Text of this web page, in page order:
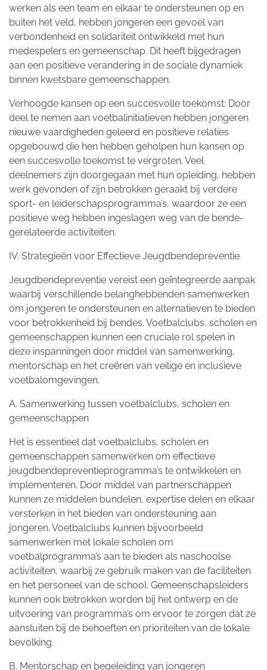
werken als een team en elkaar te ondersteunen op en
buiten het veld, hebben jongeren een gevoel van
verbondenheid en solidariteit ontwikkeld met hun
medespelers en gemeenschap. Dit heeft bijgedragen
aan een positieve verandering in de sociale dynamiek
binnen kwetsbare gemeenschappen.
Verhoogde kansen op een succesvolle toekomst: Door
deel te nemen aan voetbalinitiatieven hebben jongeren
nieuwe vaardigheden geleerd en positieve relaties
opgebouwd die hen hebben geholpen hun kansen op
een succesvolle toekomst te vergroten. Veel
deelnemers zijn doorgegaan met hun opleiding, hebben
werk gevonden of zijn betrokken geraakt bij verdere
sport- en leiderschapsprogramma’s, waardoor ze een
positieve weg hebben ingeslagen weg van de bende-
gerelateerde activiteiten.
IV. Strategieën voor Effectieve Jeugdbendepreventie
Jeugdbendepreventie vereist een geïntegreerde aanpak
waarbij verschillende belanghebbenden samenwerken
om jongeren te ondersteunen en alternatieven te bieden
voor betrokkenheid bij bendes. Voetbalclubs, scholen en
gemeenschappen kunnen een cruciale rol spelen in
deze inspanningen door middel van samenwerking,
mentorschap en het creëren van veilige en inclusieve
voetbalomgevingen.
A. Samenwerking tussen voetbalclubs, scholen en
gemeenschappen
Het is essentieel dat voetbalclubs, scholen en
gemeenschappen samenwerken om effectieve
jeugdbendepreventieprogramma’s te ontwikkelen en
implementeren. Door middel van partnerschappen
kunnen ze middelen bundelen, expertise delen en elkaar
versterken in het bieden van ondersteuning aan
jongeren. Voetbalclubs kunnen bijvoorbeeld
samenwerken met lokale scholen om
voetbalprogramma’s aan te bieden als naschoolse
activiteiten, waarbij ze gebruik maken van de faciliteiten
en het personeel van de school. Gemeenschapsleiders
kunnen ook betrokken worden bij het ontwerp en de
uitvoering van programma’s om ervoor te zorgen dat ze
aansluiten bij de behoeften en prioriteiten van de lokale
bevolking.
B. Mentorschap en begeleiding van jongeren